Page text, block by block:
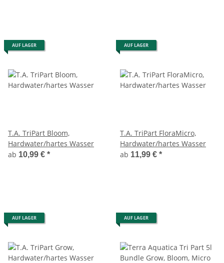
AUF LAGER
T.A. TriPart Bloom,
Hardwater/hartes Wasser
ab 10,99 € *
AUF LAGER
T.A. TriPart FloraMicro,
Hardwater/hartes Wasser
ab 11,99 € *
AUF LAGER AUF LAGER